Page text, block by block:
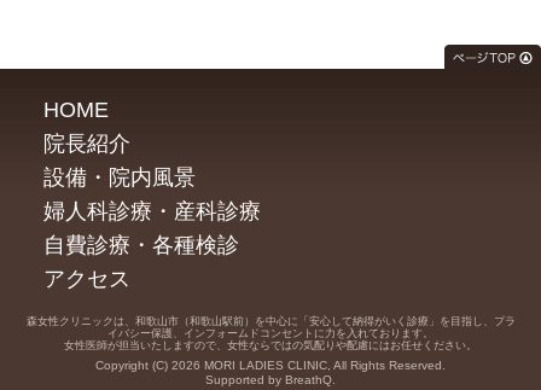
HOME
院長紹介
設備・院内風景
婦人科診療・産科診療
自費診療・各種検診
アクセス
森女性クリニックは、和歌山市（和歌山駅前）を中心に「安心して納得がいく診療」を目指し、プラ
イバシー保護、インフォームドコンセントに力を入れております。
女性医師が担当いたしますので、女性ならではの気配りや配慮にはお任せください。
Copyright (C) 2026 MORI LADIES CLINIC, All Rights Reserved.
Supported by BreathQ.